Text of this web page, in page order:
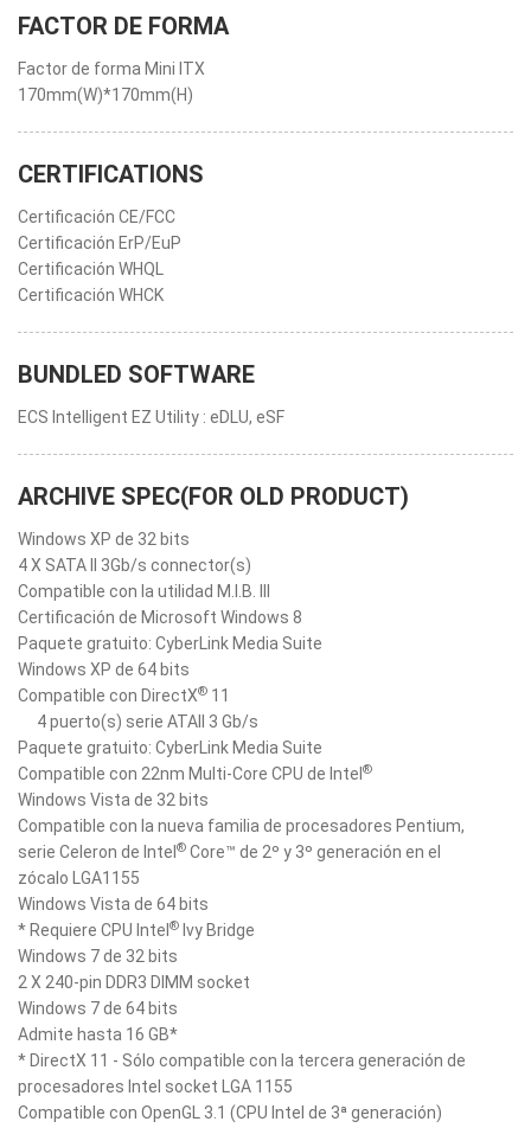
FACTOR DE FORMA
Factor de forma Mini ITX
170mm(W)*170mm(H)
CERTIFICATIONS
Certificación CE/FCC
Certificación ErP/EuP
Certificación WHQL
Certificación WHCK
BUNDLED SOFTWARE
ECS Intelligent EZ Utility : eDLU, eSF
ARCHIVE SPEC(FOR OLD PRODUCT)
Windows XP de 32 bits
4 X SATA II 3Gb/s connector(s)
Compatible con la utilidad M.I.B. III
Certificación de Microsoft Windows 8
Paquete gratuito: CyberLink Media Suite
Windows XP de 64 bits
Compatible con DirectX® 11
4 puerto(s) serie ATAII 3 Gb/s
Paquete gratuito: CyberLink Media Suite
Compatible con 22nm Multi-Core CPU de Intel ®
Windows Vista de 32 bits
Compatible con la nueva familia de procesadores Pentium,
serie Celeron de Intel ® Core™ de 2º y 3º generación en el
zócalo LGA1155
Windows Vista de 64 bits
* Requiere CPU Intel ® Ivy Bridge
Windows 7 de 32 bits
2 X 240-pin DDR3 DIMM socket
Windows 7 de 64 bits
Admite hasta 16 GB*
* DirectX 11 - Sólo compatible con la tercera generación de
procesadores Intel socket LGA 1155
Compatible con OpenGL 3.1 (CPU Intel de 3ª generación)